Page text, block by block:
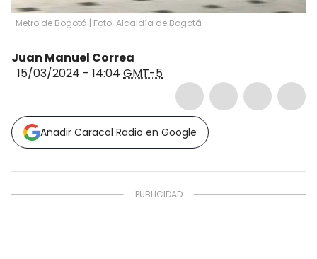
Metro de Bogotá | Foto: Alcaldía de Bogotá
Juan Manuel Correa
15/03/2024 - 14:04 GMT-5
Añadir Caracol Radio en Google